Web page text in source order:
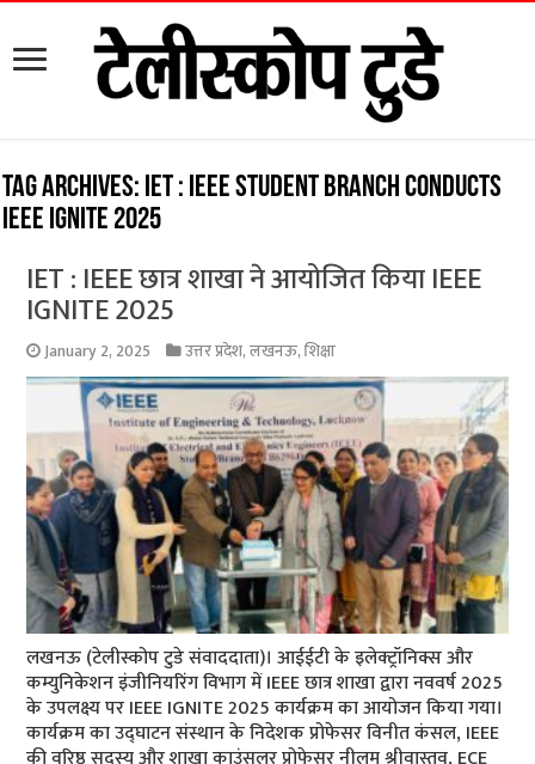
Tag Archives: IET : IEEE Student Branch Conducts
IEEE IGNITE 2025
IET : IEEE छात्र शाखा ने आयोजित किया IEEE
IGNITE 2025
January 2, 2025 उत्तर प्रदेश,लखनऊ,शिक्षा
लखनऊ (टेलीस्कोप टुडे संवाददाता)। आईईटी के इलेक्ट्रॉनिक्स और
कम्युनिकेशन इंजीनियरिंग विभाग में IEEE छात्र शाखा द्वारा नववर्ष 2025
के उपलक्ष्य पर IEEE IGNITE 2025 कार्यक्रम का आयोजन किया गया।
कार्यक्रम का उद्घाटन संस्थान के निदेशक प्रोफेसर विनीत कंसल, IEEE